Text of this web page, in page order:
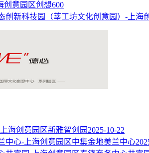
创想600
新雅智创园 2025-10-22
中集金地美兰中心